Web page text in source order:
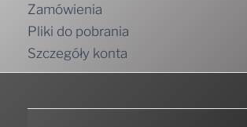
Zamówienia
Pliki do pobrania
Szczegóły konta